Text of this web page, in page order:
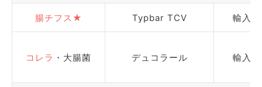
腸チフス★ Typbar TCV 輸入
コレラ ・大腸菌 デュコラール 輸入